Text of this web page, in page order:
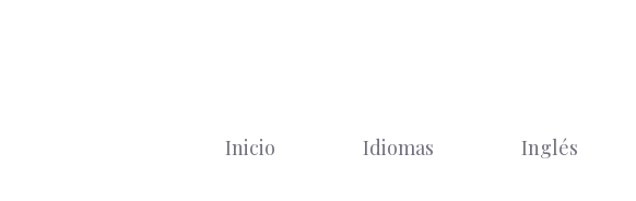
Inicio Idiomas Inglés